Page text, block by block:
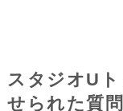
スタジオU
せられた質